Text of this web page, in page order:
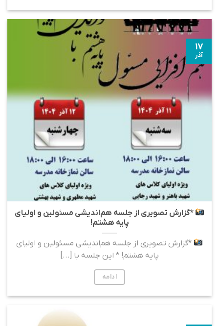
*گزارش تصویری از جلسه هم‌اندیشی مسئولین و اولیای
پایه هشتم!
*گزارش تصویری از جلسه هم‌اندیشی مسئولین و اولیای
پایه هشتم! * این جلسه با [...]
ادامه
۱۷
آذر